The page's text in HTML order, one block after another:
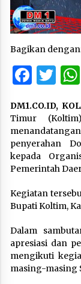
Bagikan
DM1.CO.ID,
Timur
penyerahan
kepada
Pemerintah
Kegiatan
Bupati Koltim,
Dalam
apresiasi dan
mengikuti
masing-masing